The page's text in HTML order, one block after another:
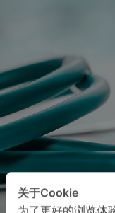
关于Cookie